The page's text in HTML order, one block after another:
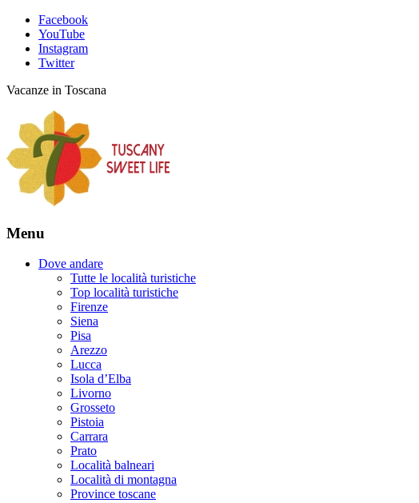
Facebook
YouTube
Instagram
Twitter
Vacanze in Toscana
Menu
Dove andare
Tutte le località turistiche
Top località turistiche
Firenze
Siena
Pisa
Arezzo
Lucca
Isola d’Elba
Livorno
Grosseto
Pistoia
Carrara
Prato
Località balneari
Località di montagna
Province toscane